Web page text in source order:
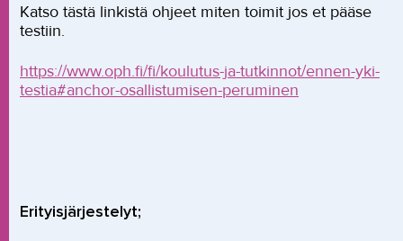
Katso tästä linkistä ohjeet miten toimit jos et pääse
testiin.
https://www.oph.fi/fi/koulutus-ja-tutkinnot/ennen-yki-
testia#anchor-osallistumisen-peruminen
Erityisjärjestelyt;